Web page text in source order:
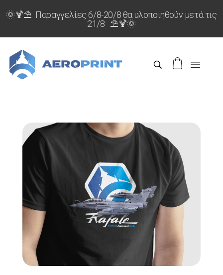
🌞🍹⛱️ Παραγγελίες 6/8-20/8 θα υλοποιηθούν μετά τις
21/8 ⛱️🍹🌞